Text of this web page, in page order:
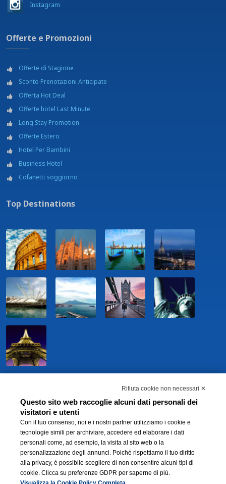
Instagram
Offerte e Promozioni
Offerte di Stagione
Sconto Prenotazioni Anticipate
Offerta Hot Deal
Offerte hotel Last Minute
Long Stay Promotion
Offerte Estero
Hotel Per Bambini
Business Hotel
Cofanetti soggiorno
Top Destinations
BWH Hotels Italia S.C.p.A. - Società Benefit - via Livraghi, 1/b - 20126 Milano -
P.IVA 06865290156 -Modifica preferenze Cookie-Privacy Policy-Modello 231
e Whistleblowing
®
Rifiuta cookie non necessari ✕
Questo sito web raccoglie alcuni dati personali dei
visitatori e utenti
Con il tuo consenso, noi e i nostri partner utilizziamo i cookie e
tecnologie simili per archiviare, accedere ed elaborare i dati
personali come, ad esempio, la visita al sito web o la
personalizzazione degli annunci. Poiché rispettiamo il tuo diritto
alla privacy, è possibile scegliere di non consentire alcuni tipi di
cookie. Clicca su preferenze GDPR per saperne di più.